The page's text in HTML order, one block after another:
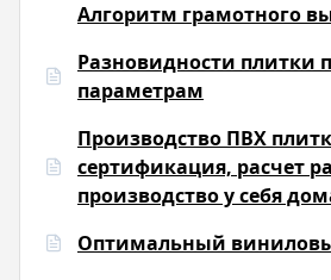
Алгоритм грамотного
Разновидности плитки
параметрам
Производство ПВХ
сертификация, расчет
производство у себя
Оптимальный